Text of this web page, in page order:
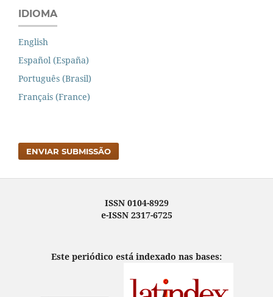
IDIOMA
English
Español (España)
Português (Brasil)
Français (France)
ENVIAR SUBMISSÃO
ISSN 0104-8929
e-ISSN 2317-6725
Este periódico está indexado nas bases: